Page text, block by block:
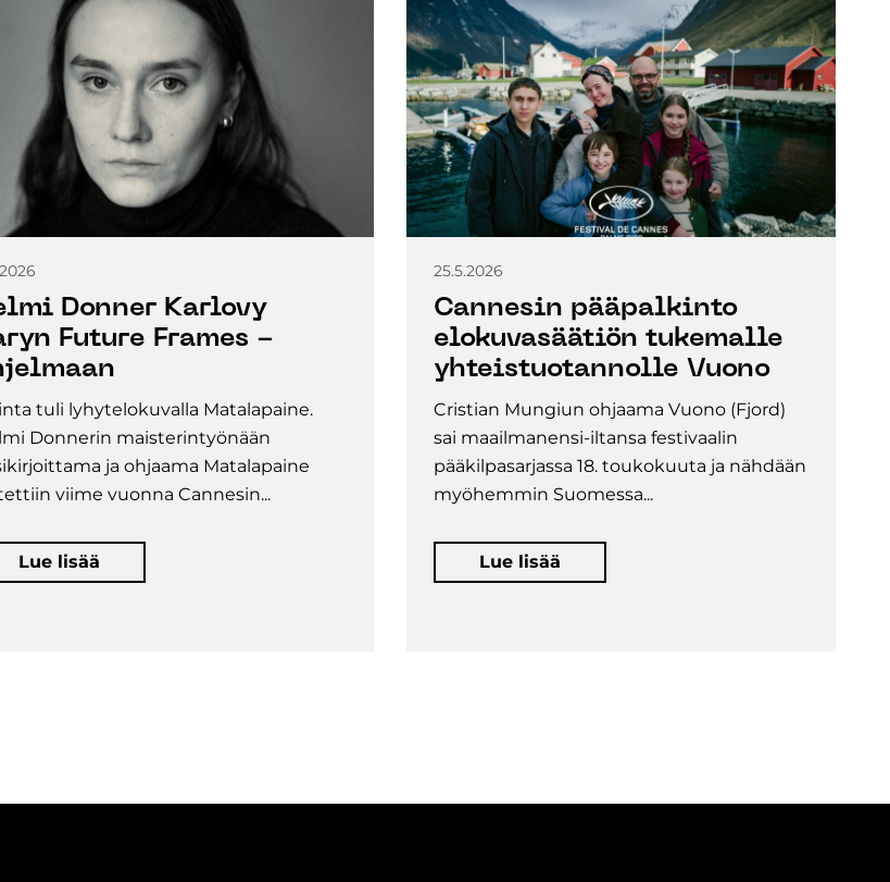
Donner Karlovy
Future Frames -
tuli lyhytelokuvalla Matalapaine.
Donnerin maisterintyönään
ja ohjaama Matalapaine
viime vuonna Cannesin...
Lue lisää
25.5.2026
Cannesin pääpalkinto
elokuvasäätiön tukemalle
yhteistuotannolle Vuono
Cristian Mungiun ohjaama Vuono (Fjord)
sai maailmanensi-iltansa festivaalin
pääkilpasarjassa 18. toukokuuta ja nähdään
myöhemmin Suomessa...
Lue lisää